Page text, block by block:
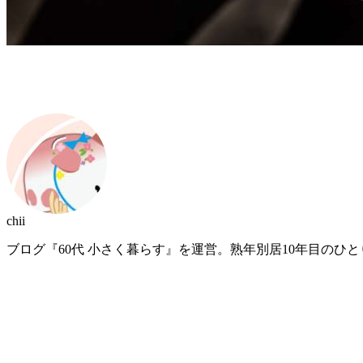
chii
ブログ『60代 小さく暮らす』を運営。熟年別居10年目のひ